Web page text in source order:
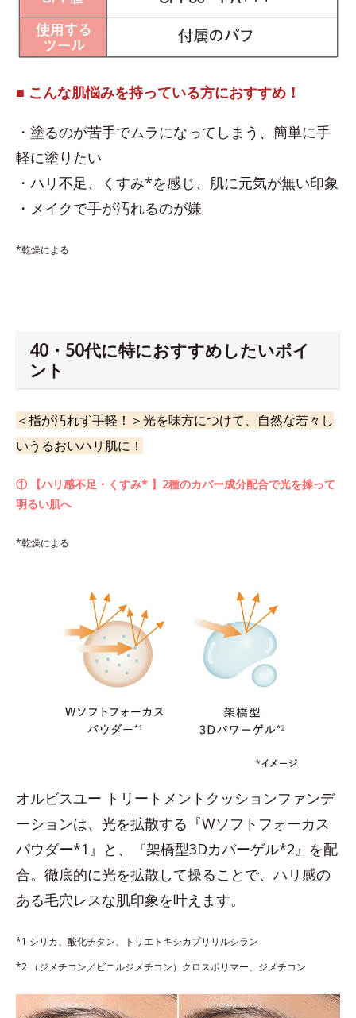
■ こんな肌悩みを持っている方におすすめ！
・塗るのが苦手でムラになってしまう、簡単に手
軽に塗りたい
・ハリ不足、くすみ*を感じ、肌に元気が無い印象
・メイクで手が汚れるのが嫌
*乾燥による
40・50代に特におすすめしたいポイ
ント
＜指が汚れず手軽！＞光を味方につけて、自然な若々し
いうるおいハリ肌に！
① 【ハリ感不足・くすみ* 】2種のカバー成分配合で光を操って
明るい肌へ
*乾燥による
オルビスユー トリートメントクッションファンデ
ーションは、光を拡散する『Wソフトフォーカス
パウダー*1』と、『架橋型3Dカバーゲル*2』を配
合。徹底的に光を拡散して操ることで、ハリ感の
ある毛穴レスな肌印象を叶えます。
*1 シリカ、酸化チタン、トリエトキシカプリリルシラン
*2 （ジメチコン／ビニルジメチコン）クロスポリマー、ジメチコン